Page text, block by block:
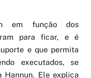
em função dos
para ficar, e é
e que permita
executados, se
Hannun. Ele explica